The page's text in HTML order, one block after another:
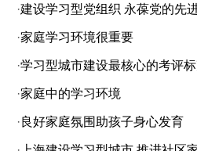
·建设学习型党组织 永葆党的先
·家庭学习环境很重要
·学习型城市建设最核心的考评
·家庭中的学习环境
·良好家庭氛围助孩子身心发育